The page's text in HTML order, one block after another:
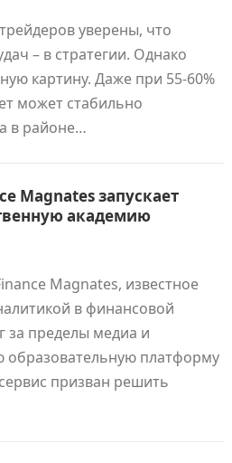
уверены, что
– в стратегии. Однако
картину. Даже при 55-60%
может стабильно
в районе…
Magnates запускает
академию
Magnates, известное
в финансовой
за пределы медиа и
образовательную платформу
призван решить